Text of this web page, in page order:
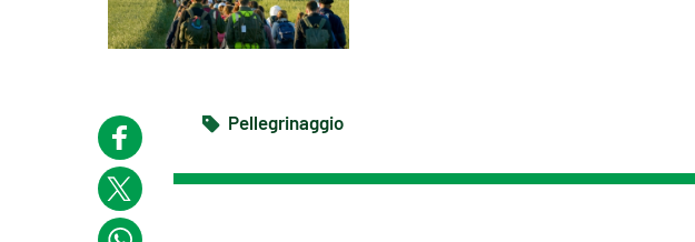
Pellegrinaggio